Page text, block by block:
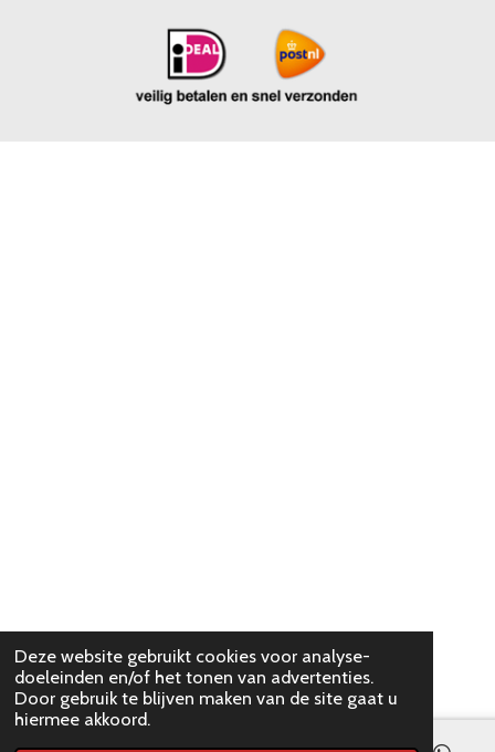
Deze website gebruikt cookies voor analyse-
doeleinden en/of het tonen van advertenties.
Door gebruik te blijven maken van de site gaat u
hiermee akkoord.